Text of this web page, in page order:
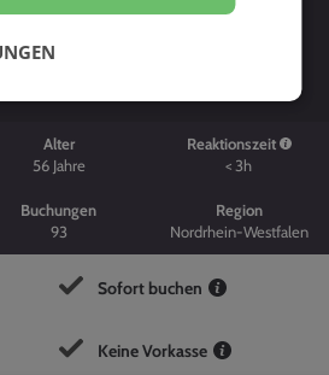
Alter
56 Jahre
Reaktionszeit
< 3h
Buchungen
93
Region
Nordrhein-Westfalen
Sofort buchen
Keine Vorkasse